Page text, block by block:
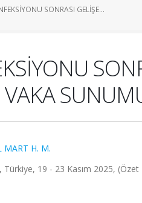
SONRASI GELİŞE...
MART H. M.
Türkiye, 19 - 23 Kasım 2025, (Özet